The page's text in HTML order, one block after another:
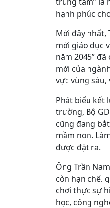
hạnh phúc
Mới đây nhất,
mới giáo dục
năm 2045”
mới của
vực vùng sâu,
Phát biểu kết
trường, Bộ
cũng đang
mầm non.
được đặt ra.
Ông Trần
còn hạn chế,
chơi thực sự
học, công